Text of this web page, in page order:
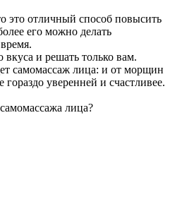
это отличный способ повысить
его можно делать
вкуса и решать только вам.
самомассаж лица: и от морщин
гораздо уверенней и счастливее.
лица?